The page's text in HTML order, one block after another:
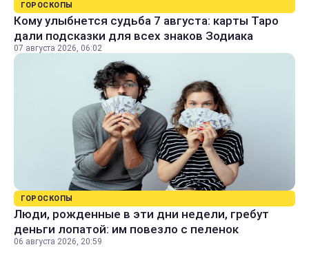
ГОРОСКОПЫ
Кому улыбнется судьба 7 августа: карты Таро
дали подсказки для всех знаков Зодиака
07 августа 2026, 06:02
ГОРОСКОПЫ
Люди, рожденные в эти дни недели, гребут
деньги лопатой: им повезло с пеленок
06 августа 2026, 20:59